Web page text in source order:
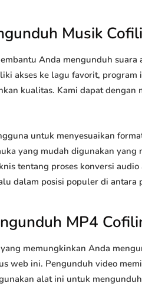
Musik
Anda mengunduh
akses ke lagu favorit,
kualitas. Kami dapat
untuk menyesuaikan
yang mudah digunakan yang
tentang proses konversi
dalam posisi populer di antara
MP4
memungkinkan Anda
web ini. Pengunduh video
alat ini untuk